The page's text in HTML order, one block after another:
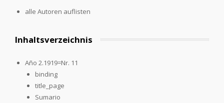
alle Autoren auflisten
Inhaltsverzeichnis
Año 2.1919=Nr. 11
binding
title_page
Sumario